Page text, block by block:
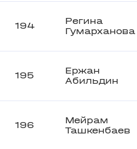
194
Регина
Гумарханова
195
Ержан
Абильдин
196
Мейрам
Ташкенбаев